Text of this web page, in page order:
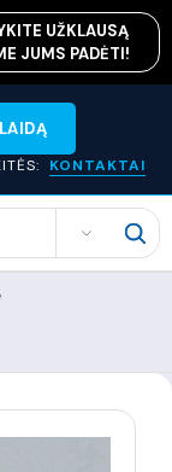
UŽKLAUSĄ
JUMS PADĖTI!
KONTAKTAI
SEARCH